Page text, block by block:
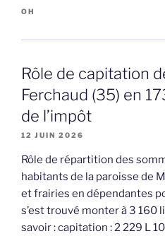
OH
Rôle de capitation
Ferchaud (35) en
de l’impôt
12 JUIN 2026
Rôle de répartition des
habitants de la paroisse de
et frairies en dépendantes
s’est trouvé monter à 3 160
savoir : capitation : 2 229 L